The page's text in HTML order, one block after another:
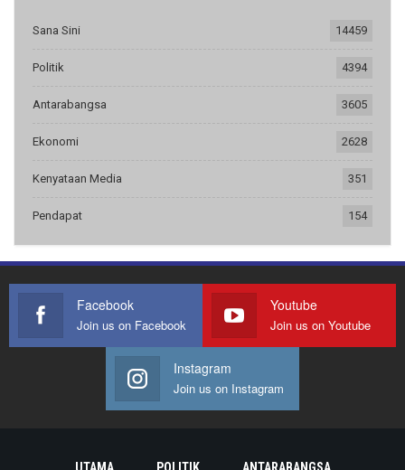
Sana Sini 14459
Politik 4394
Antarabangsa 3605
Ekonomi 2628
Kenyataan Media 351
Pendapat 154
Facebook
Join us on Facebook
Youtube
Join us on Youtube
Instagram
Join us on Instagram